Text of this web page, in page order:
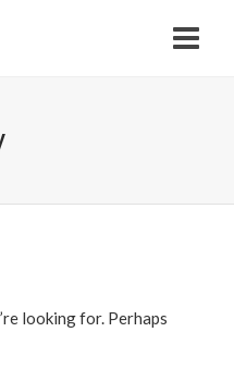
looking for. Perhaps